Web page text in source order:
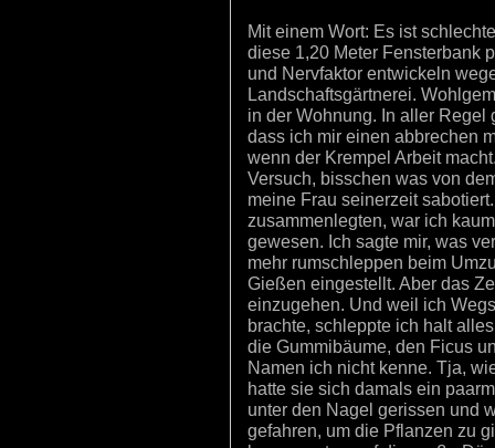
Mit einem Wort: Es ist
diese 1,20 Meter Fensterbank
und Nervfaktor entwickeln
Landschaftsgärtnerei.
in der Wohnung. In aller Regel
dass ich mir einen abbrechen
wenn der Krempel Arbeit
Versuch, bisschen was von
meine Frau seinerzeit
zusammenlegten, war ich
gewesen. Ich sagte mir, was
mehr rumschleppen beim
Gießen eingestellt. Aber das
einzugehen. Und weil ich
brachte, schleppte ich halt
die Gummibäume, den Ficus
Namen ich nicht kenne. Tja,
hatte sie sich damals ein
unter den Nagel gerissen und
gefahren, um die Pflanzen zu